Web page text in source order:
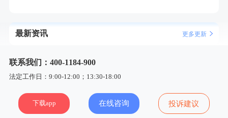
最新资讯 更多更新
联系我们：400-1184-900
法定工作日：9:00-12:00；13:30-18:00
下载app 在线咨询 投诉建议